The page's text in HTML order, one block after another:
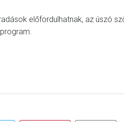
előfordulhatnak, az úszó